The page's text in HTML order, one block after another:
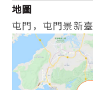
地圖
屯門，屯門景新臺